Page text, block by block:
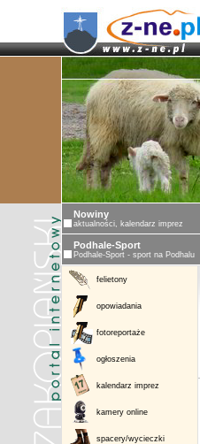
Nowiny
aktualności, kalendarz imprez
Podhale-Sport
Podhale-Sport - sport na Podhalu
felietony
opowiadania
fotoreportaże
ogłoszenia
kalendarz imprez
kamery online
spacery/wycieczki